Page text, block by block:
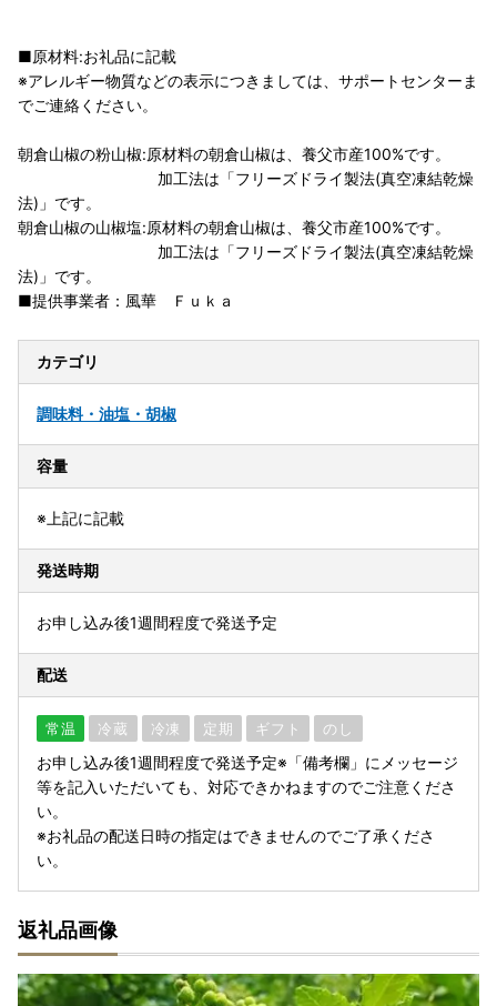
■原材料:お礼品に記載
※アレルギー物質などの表示につきましては、サポートセンターま
でご連絡ください。
朝倉山椒の粉山椒:原材料の朝倉山椒は、養父市産100%です。
加工法は「フリーズドライ製法(真空凍結乾燥
法)」です。
朝倉山椒の山椒塩:原材料の朝倉山椒は、養父市産100%です。
加工法は「フリーズドライ製法(真空凍結乾燥
法)」です。
■提供事業者：風華 Ｆｕｋａ
カテゴリ
調味料・油塩・胡椒
容量
※上記に記載
発送時期
お申し込み後1週間程度で発送予定
配送
常温 冷蔵 冷凍 定期 ギフト のし
お申し込み後1週間程度で発送予定※「備考欄」にメッセージ
等を記入いただいても、対応できかねますのでご注意くださ
い。
※お礼品の配送日時の指定はできませんのでご了承くださ
い。
返礼品画像